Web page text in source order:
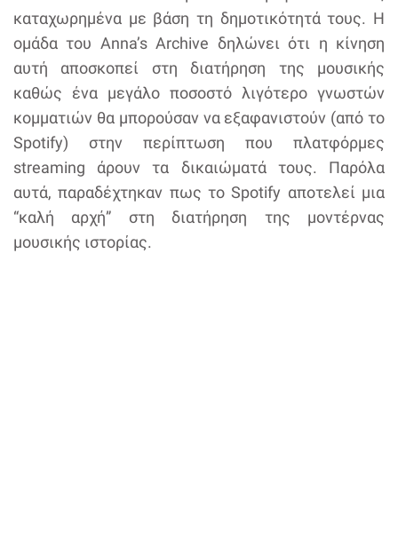
καταχωρημένα με βάση τη δημοτικότητά τους. Η
ομάδα του Anna’s Archive δηλώνει ότι η κίνηση
αυτή αποσκοπεί στη διατήρηση της μουσικής
καθώς ένα μεγάλο ποσοστό λιγότερο γνωστών
κομματιών θα μπορούσαν να εξαφανιστούν (από το
Spotify) στην περίπτωση που πλατφόρμες
streaming άρουν τα δικαιώματά τους. Παρόλα
αυτά, παραδέχτηκαν πως το Spotify αποτελεί μια
“καλή αρχή” στη διατήρηση της μοντέρνας
μουσικής ιστορίας.